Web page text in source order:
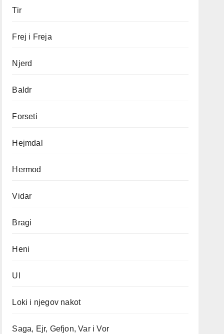
Tir
Frej i Freja
Njerd
Baldr
Forseti
Hejmdal
Hermod
Vidar
Bragi
Heni
Ul
Loki i njegov nakot
Saga, Ejr, Gefjon, Var i Vor